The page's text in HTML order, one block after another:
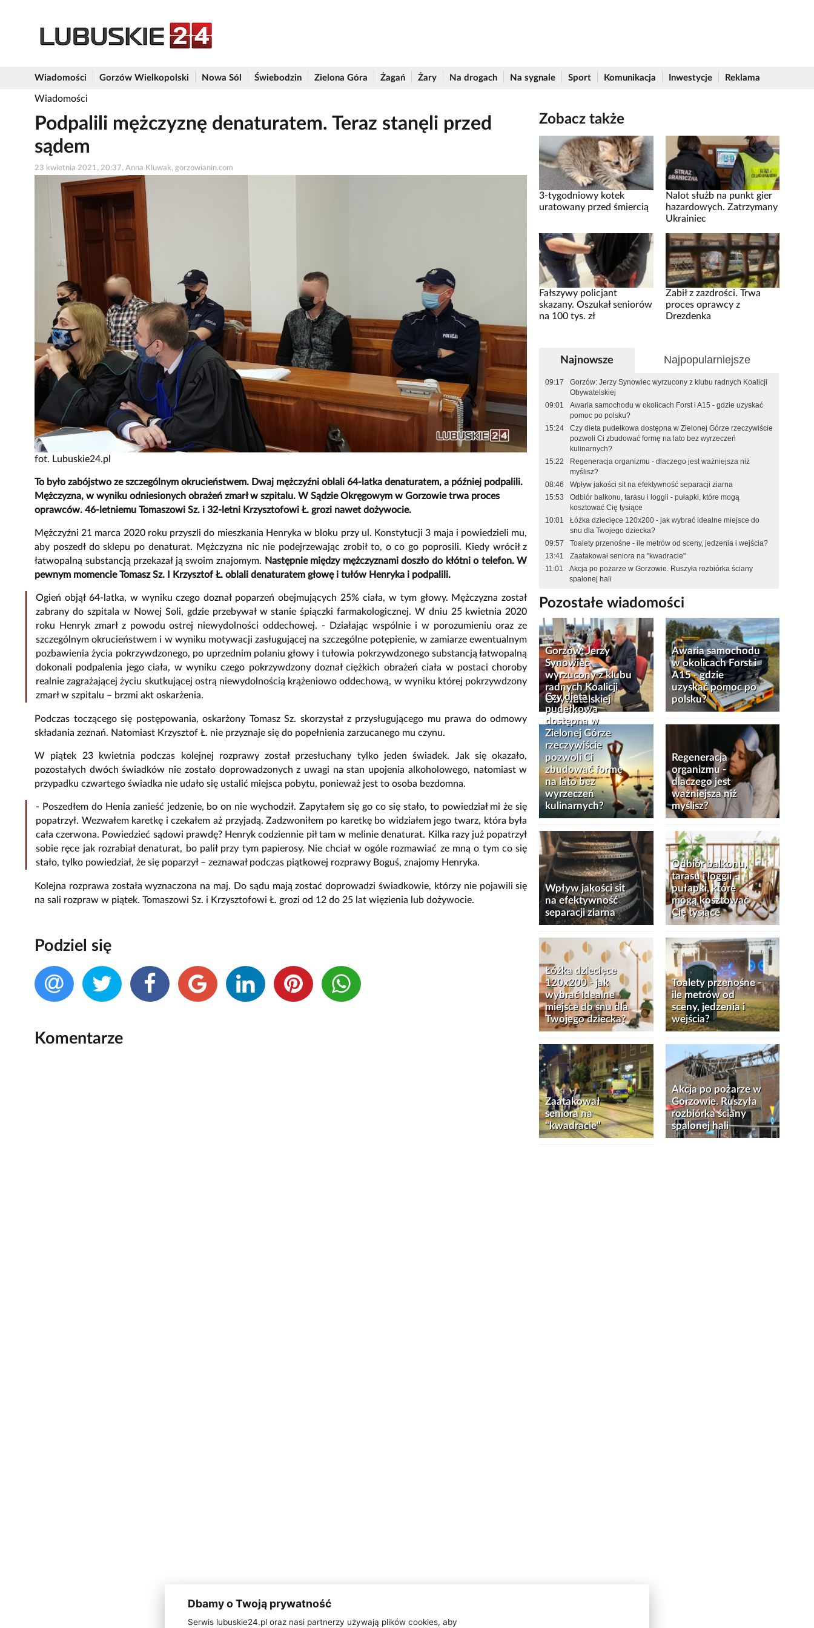
Wiadomości Gorzów Wielkopolski Nowa Sól Świebodzin Zielona Góra Żagań Żary Na drogach Na sygnale Sport Komunikacja Inwestycje Reklama
Wiadomości
Podpalili mężczyznę denaturatem. Teraz stanęli przed
sądem
23 kwietnia 2021, 20:37, Anna Kluwak, gorzowianin.com
fot. Lubuskie24.pl
To było zabójstwo ze szczególnym okrucieństwem. Dwaj mężczyźni oblali 64-latka denaturatem, a później podpalili.
Mężczyzna, w wyniku odniesionych obrażeń zmarł w szpitalu. W Sądzie Okręgowym w Gorzowie trwa proces
oprawców. 46-letniemu Tomaszowi Sz. i 32-letni Krzysztofowi Ł. grozi nawet dożywocie.
Mężczyźni 21 marca 2020 roku przyszli do mieszkania Henryka w bloku przy ul. Konstytucji 3 maja i powiedzieli mu,
aby poszedł do sklepu po denaturat. Mężczyzna nic nie podejrzewając zrobił to, o co go poprosili. Kiedy wrócił z
łatwopalną substancją przekazał ją swoim znajomym. Następnie między mężczyznami doszło do kłótni o telefon. W
pewnym momencie Tomasz Sz. I Krzysztof Ł. oblali denaturatem głowę i tułów Henryka i podpalili.
Ogień objął 64-latka, w wyniku czego doznał poparzeń obejmujących 25% ciała, w tym głowy. Mężczyzna został
zabrany do szpitala w Nowej Soli, gdzie przebywał w stanie śpiączki farmakologicznej. W dniu 25 kwietnia 2020
roku Henryk zmarł z powodu ostrej niewydolności oddechowej. - Działając wspólnie i w porozumieniu oraz ze
szczególnym okrucieństwem i w wyniku motywacji zasługującej na szczególne potępienie, w zamiarze ewentualnym
pozbawienia życia pokrzywdzonego, po uprzednim polaniu głowy i tułowia pokrzywdzonego substancją łatwopalną
dokonali podpalenia jego ciała, w wyniku czego pokrzywdzony doznał ciężkich obrażeń ciała w postaci choroby
realnie zagrażającej życiu skutkującej ostrą niewydolnością krążeniowo oddechową, w wyniku której pokrzywdzony
zmarł w szpitalu – brzmi akt oskarżenia.
Podczas toczącego się postępowania, oskarżony Tomasz Sz. skorzystał z przysługującego mu prawa do odmowy
składania zeznań. Natomiast Krzysztof Ł. nie przyznaje się do popełnienia zarzucanego mu czynu.
W piątek 23 kwietnia podczas kolejnej rozprawy został przesłuchany tylko jeden świadek. Jak się okazało,
pozostałych dwóch świadków nie zostało doprowadzonych z uwagi na stan upojenia alkoholowego, natomiast w
przypadku czwartego świadka nie udało się ustalić miejsca pobytu, ponieważ jest to osoba bezdomna.
- Poszedłem do Henia zanieść jedzenie, bo on nie wychodził. Zapytałem się go co się stało, to powiedział mi że się
popatrzył. Wezwałem karetkę i czekałem aż przyjadą. Zadzwoniłem po karetkę bo widziałem jego twarz, która była
cała czerwona. Powiedzieć sądowi prawdę? Henryk codziennie pił tam w melinie denaturat. Kilka razy już popatrzył
sobie ręce jak rozrabiał denaturat, bo palił przy tym papierosy. Nie chciał w ogóle rozmawiać ze mną o tym co się
stało, tylko powiedział, że się poparzył – zeznawał podczas piątkowej rozprawy Boguś, znajomy Henryka.
Kolejna rozprawa została wyznaczona na maj. Do sądu mają zostać doprowadzi świadkowie, którzy nie pojawili się
na sali rozpraw w piątek. Tomaszowi Sz. i Krzysztofowi Ł. grozi od 12 do 25 lat więzienia lub dożywocie.
Podziel się
Komentarze
Zobacz także
3-tygodniowy kotek
uratowany przed śmiercią
Nalot służb na punkt gier
hazardowych. Zatrzymany
Ukrainiec
Fałszywy policjant
skazany. Oszukał seniorów
na 100 tys. zł
Zabił z zazdrości. Trwa
proces oprawcy z
Drezdenka
Najnowsze Najpopularniejsze
09:17
Gorzów: Jerzy Synowiec wyrzucony z klubu radnych Koalicji
Obywatelskiej
09:01
Awaria samochodu w okolicach Forst i A15 - gdzie uzyskać
pomoc po polsku?
15:24
Czy dieta pudełkowa dostępna w Zielonej Górze rzeczywiście
pozwoli Ci zbudować formę na lato bez wyrzeczeń
kulinarnych?
15:22
Regeneracja organizmu - dlaczego jest ważniejsza niż
myślisz?
08:46
Wpływ jakości sit na efektywność separacji ziarna
15:53
Odbiór balkonu, tarasu i loggii - pułapki, które mogą
kosztować Cię tysiące
10:01
Łóżka dziecięce 120x200 - jak wybrać idealne miejsce do
snu dla Twojego dziecka?
09:57
Toalety przenośne - ile metrów od sceny, jedzenia i wejścia?
13:41
Zaatakował seniora na "kwadracie"
11:01
Akcja po pożarze w Gorzowie. Ruszyła rozbiórka ściany
spalonej hali
Pozostałe wiadomości
Gorzów: Jerzy
Synowiec
wyrzucony z klubu
radnych Koalicji
Obywatelskiej
Awaria samochodu
w okolicach Forst i
A15 - gdzie
uzyskać pomoc po
polsku?
Czy dieta
pudełkowa
dostępna w
Zielonej Górze
rzeczywiście
pozwoli Ci
zbudować formę
na lato bez
wyrzeczeń
kulinarnych?
Regeneracja
organizmu -
dlaczego jest
ważniejsza niż
myślisz?
Wpływ jakości sit
na efektywność
separacji ziarna
Odbiór balkonu,
tarasu i loggii -
pułapki, które
mogą kosztować
Cię tysiące
Łóżka dziecięce
120x200 - jak
wybrać idealne
miejsce do snu dla
Twojego dziecka?
Toalety przenośne -
ile metrów od
sceny, jedzenia i
wejścia?
Zaatakował
seniora na
"kwadracie"
Akcja po pożarze w
Gorzowie. Ruszyła
rozbiórka ściany
spalonej hali
Dbamy o Twoją prywatność
Serwis lubuskie24.pl oraz nasi partnerzy używają plików cookies, aby